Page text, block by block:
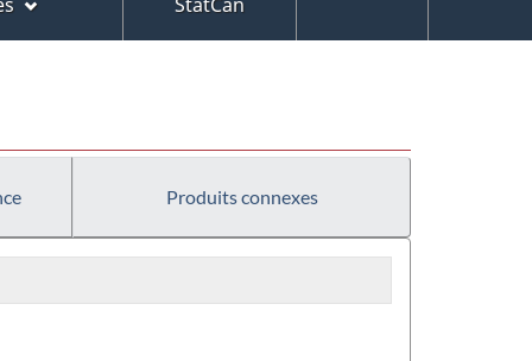
Produits connexes